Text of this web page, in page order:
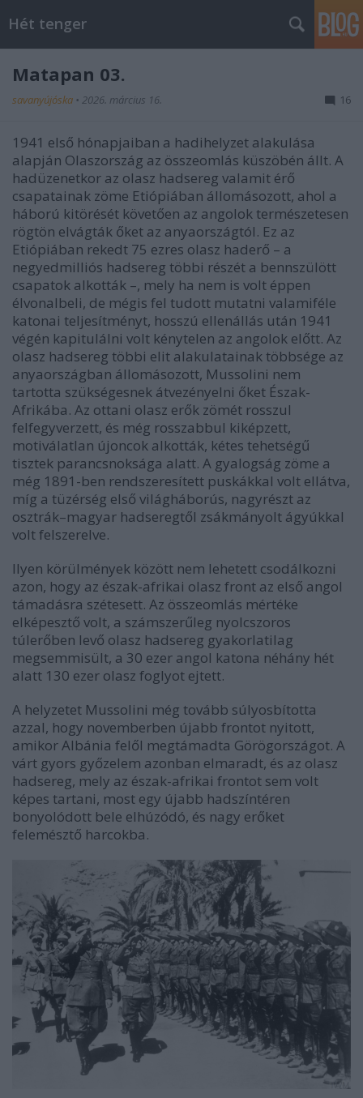
Hét tenger
Matapan 03.
savanyújóska • 2026. március 16. 16
1941 első hónapjaiban a hadihelyzet alakulása
alapján Olaszország az összeomlás küszöbén állt. A
hadüzenetkor az olasz hadsereg valamit érő
csapatainak zöme Etiópiában állomásozott, ahol a
háború kitörését követően az angolok természetesen
rögtön elvágták őket az anyaországtól. Ez az
Etiópiában rekedt 75 ezres olasz haderő – a
negyedmilliós hadsereg többi részét a bennszülött
csapatok alkották –, mely ha nem is volt éppen
élvonalbeli, de mégis fel tudott mutatni valamiféle
katonai teljesítményt, hosszú ellenállás után 1941
végén kapitulálni volt kénytelen az angolok előtt. Az
olasz hadsereg többi elit alakulatainak többsége az
anyaországban állomásozott, Mussolini nem
tartotta szükségesnek átvezényelni őket Észak-
Afrikába. Az ottani olasz erők zömét rosszul
felfegyverzett, és még rosszabbul kiképzett,
motiválatlan újoncok alkották, kétes tehetségű
tisztek parancsnoksága alatt. A gyalogság zöme a
még 1891-ben rendszeresített puskákkal volt ellátva,
míg a tüzérség első világháborús, nagyrészt az
osztrák–magyar hadseregtől zsákmányolt ágyúkkal
volt felszerelve.
Ilyen körülmények között nem lehetett csodálkozni
azon, hogy az észak-afrikai olasz front az első angol
támadásra szétesett. Az összeomlás mértéke
elképesztő volt, a számszerűleg nyolcszoros
túlerőben levő olasz hadsereg gyakorlatilag
megsemmisült, a 30 ezer angol katona néhány hét
alatt 130 ezer olasz foglyot ejtett.
A helyzetet Mussolini még tovább súlyosbította
azzal, hogy novemberben újabb frontot nyitott,
amikor Albánia felől megtámadta Görögországot. A
várt gyors győzelem azonban elmaradt, és az olasz
hadsereg, mely az észak-afrikai frontot sem volt
képes tartani, most egy újabb hadszíntéren
bonyolódott bele elhúzódó, és nagy erőket
felemésztő harcokba.